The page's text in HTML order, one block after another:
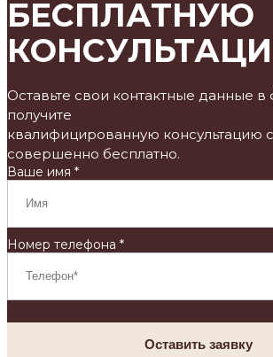
БЕСПЛАТНУЮ
Оставьте свои контактные данные
получите
квалифицированную консультацию
совершенно бесплатно.
Ваше имя *
Номер телефона *
Оставить заявку